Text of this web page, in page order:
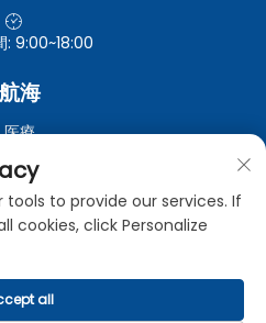
: 9:00~18:00
航海
医療
電子機器
電気機器
業用
限公司。全著作権所有。 - プライ
to provide our services. If
cookies, click Personalize
all